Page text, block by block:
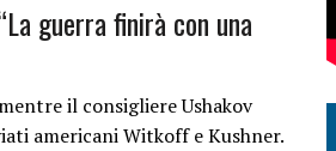
guerra finirà con una
il consigliere Ushakov
americani Witkoff e Kushner.